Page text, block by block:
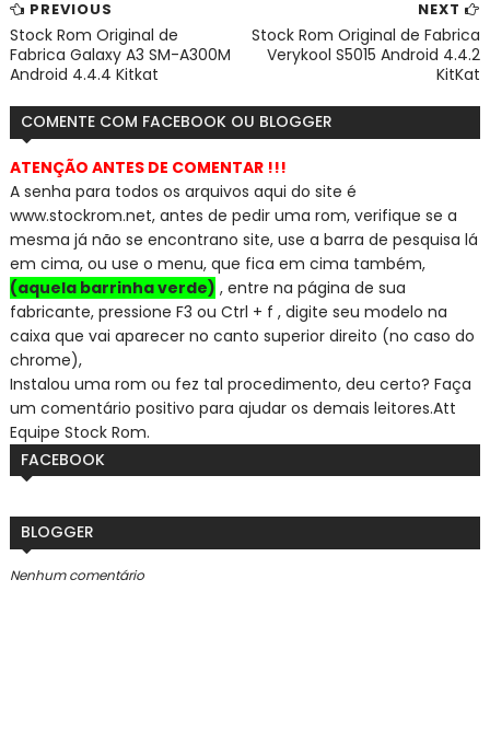
NEXT
Stock Rom Original de Fabrica
Verykool S5015 Android 4.4.2
KitKat
PREVIOUS
Stock Rom Original de
Fabrica Galaxy A3 SM-A300M
Android 4.4.4 Kitkat
COMENTE COM FACEBOOK OU BLOGGER
ATENÇÃO ANTES DE COMENTAR !!!
A senha para todos os arquivos aqui do site é
www.stockrom.net, antes de pedir uma rom, verifique se a
mesma já não se encontrano site, use a barra de pesquisa lá
em cima, ou use o menu, que fica em cima também,
(aquela barrinha verde) , entre na página de sua
fabricante, pressione F3 ou Ctrl + f , digite seu modelo na
caixa que vai aparecer no canto superior direito (no caso do
chrome),
Instalou uma rom ou fez tal procedimento, deu certo? Faça
um comentário positivo para ajudar os demais leitores.Att
Equipe Stock Rom.
FACEBOOK
BLOGGER
Nenhum comentário